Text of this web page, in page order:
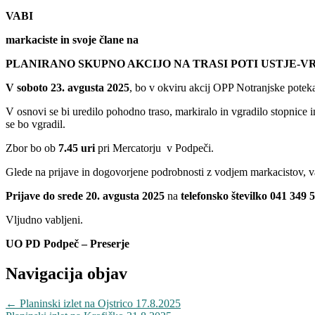
VABI
markaciste in svoje člane na
PLANIRANO SKUPNO AKCIJO NA TRASI POTI USTJE-
V soboto 23. avgusta 2025, bo v okviru akcij OPP Notranjske
V osnovi se bi uredilo pohodno traso, markiralo in vgradilo stopnice
se bo vgradil.
Zbor bo ob 7.45 uri pri Mercatorju v Podpeči.
Glede na prijave in dogovorjene podrobnosti z vodjem markacistov,
Prijave do srede 20. avgusta 2025 na telefonsko številko 041 349
Vljudno vabljeni.
UO PD Podpeč – Preserje
Navigacija objav
← Planinski izlet na Ojstrico 17.8.2025